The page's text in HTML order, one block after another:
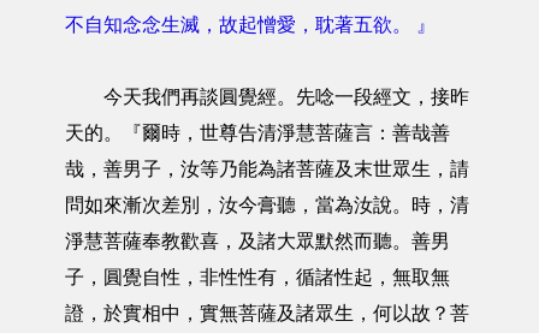
不自知念念生滅，故起憎愛，耽著五欲。 』
今天我們再談圓覺經。先唸一段經文，接昨
天的。『爾時，世尊告清淨慧菩薩言：善哉善
哉，善男子，汝等乃能為諸菩薩及末世眾生，請
問如來漸次差別，汝今膏聽，當為汝說。時，清
淨慧菩薩奉教歡喜，及諸大眾默然而聽。善男
子，圓覺自性，非性性有，循諸性起，無取無
證，於實相中，實無菩薩及諸眾生，何以故？菩